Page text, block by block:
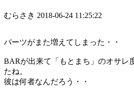
むらさき 2018-06-24 11:25:22
パーツがまた増えてしまった・・
BARが出来て「もとまち」のオサレ
たね。
彼は何者なんだろう・・